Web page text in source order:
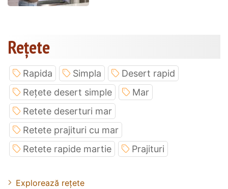
Rețete
Rapida Simpla
Desert rapid
Rețete desert simple
Mar
Retete deserturi mar
Retete prajituri cu mar
Retete rapide martie
Prajituri
Explorează rețete